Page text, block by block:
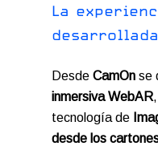
La experienc
desarrollada
DesdeCamOn se
inmersiva WebAR
tecnología de
desde los